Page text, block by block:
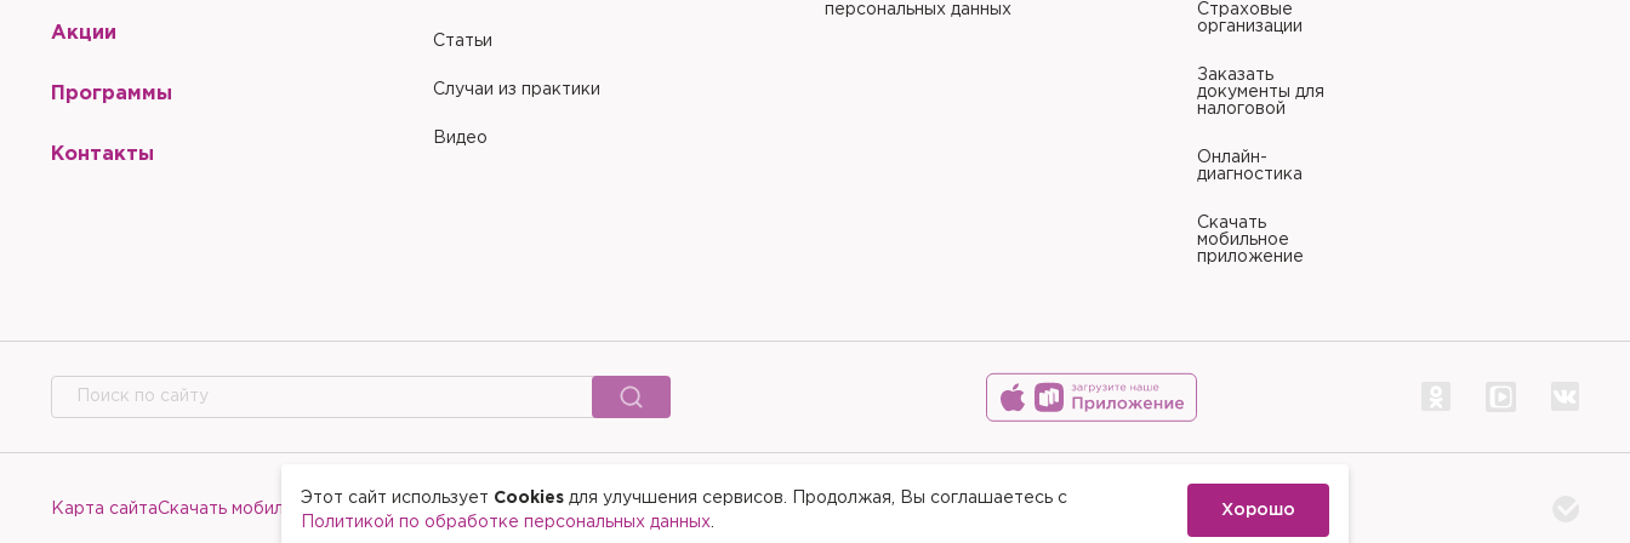
Этот сайт использует Cookies для улучшения сервисов. Продолжая, Вы соглашаетесь с
Политикой по обработке персональных данных
Хорошо
Акции
Программы
Контакты
Статьи
Случаи из практики
Видео
персональных данных
Страховые
организации
Заказать
документы для
налоговой
Онлайн-
диагностика
Скачать
мобильное
приложение
Карта сайтаСкачать мобильное приложение © 2015-2026 Медицинский центр «Палитра»